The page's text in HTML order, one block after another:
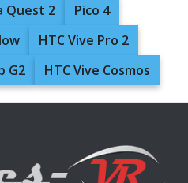
Quest 2
Pico 4
HTC Vive Pro 2
G2 HTC Vive Cosmos